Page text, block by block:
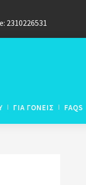
2310226531
NETWORK
ΓΙΑ ΓΟΝΕΙΣ FAQS